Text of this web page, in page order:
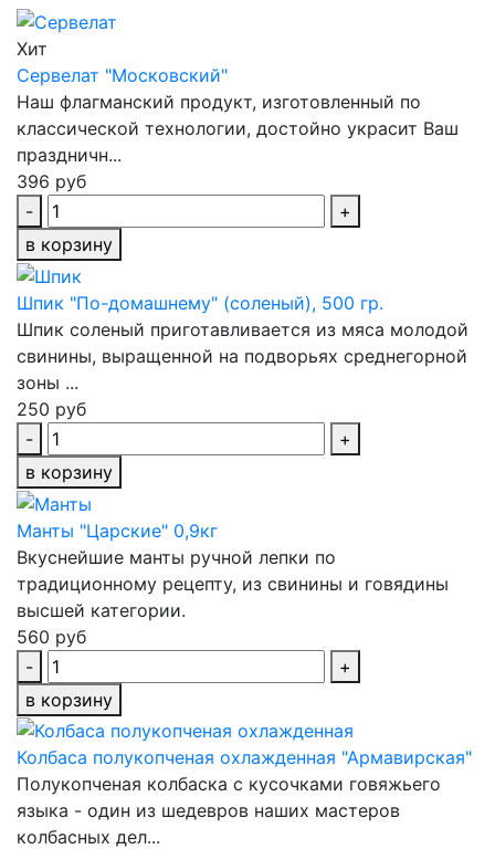
Хит
Сервелат "Московский"
Наш флагманский продукт, изготовленный по
классической технологии, достойно украсит Ваш
праздничн...
396 руб
-
+
в корзину
Шпик "По-домашнему" (соленый), 500 гр.
Шпик соленый приготавливается из мяса молодой
свинины, выращенной на подворьях среднегорной
зоны ...
250 руб
-
+
в корзину
Манты "Царские" 0,9кг
Вкуснейшие манты ручной лепки по
традиционному рецепту, из свинины и говядины
высшей категории.
560 руб
-
+
в корзину
Колбаса полукопченая охлажденная "Армавирская"
Полукопченая колбаска с кусочками говяжьего
языка - один из шедевров наших мастеров
колбасных дел...